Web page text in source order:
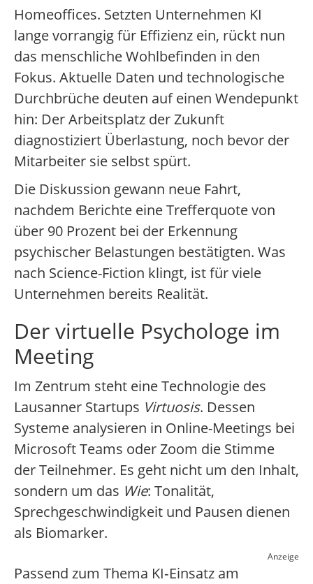
Homeoffices. Setzten Unternehmen KI
lange vorrangig für Effizienz ein, rückt nun
das menschliche Wohlbefinden in den
Fokus. Aktuelle Daten und technologische
Durchbrüche deuten auf einen Wendepunkt
hin: Der Arbeitsplatz der Zukunft
diagnostiziert Überlastung, noch bevor der
Mitarbeiter sie selbst spürt.
Die Diskussion gewann neue Fahrt,
nachdem Berichte eine Trefferquote von
über 90 Prozent bei der Erkennung
psychischer Belastungen bestätigten. Was
nach Science-Fiction klingt, ist für viele
Unternehmen bereits Realität.
Der virtuelle Psychologe im
Meeting
Im Zentrum steht eine Technologie des
Lausanner Startups Virtuosis. Dessen
Systeme analysieren in Online-Meetings bei
Microsoft Teams oder Zoom die Stimme
der Teilnehmer. Es geht nicht um den Inhalt,
sondern um das Wie: Tonalität,
Sprechgeschwindigkeit und Pausen dienen
als Biomarker.
Anzeige
Passend zum Thema KI‑Einsatz am